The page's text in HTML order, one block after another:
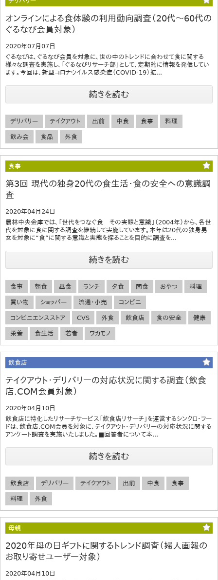
オンラインによる食体験の利用動向調査（20代～60代の
ぐるなび会員対象）
2020年07月07日
ぐるなびは、ぐるなび会員を対象に、世の中のトレンドに合わせて食に関する
様々な調査を実施し、「ぐるなびリサーチ部」として、定期的に情報を発信してい
ます。今回は、新型コロナウイルス感染症（COVID-19）拡...
続きを読む
デリバリー テイクアウト 出前 中食 食事 料理
飲み会 食品 外食
食事
第3回 現代の独身20代の食生活・食の安全への意識調
査
2020年04月24日
農林中央金庫では、「世代をつなぐ食 その実態と意識」（2004年）から、各世
代を対象に食に関する調査を継続して実施しています。本年は20代の独身男
女を対象に“食”に関する意識と実態を探ることを目的に調査を...
続きを読む
食事 朝食 昼食 ランチ 夕食 間食 おやつ 料理
買い物 ショッパー 流通・小売 コンビニ
コンビニエンスストア CVS 外食 飲食店 食の安全 健康
栄養 食生活 若者 ワカモノ
飲食店
テイクアウト・デリバリーの対応状況に関する調査（飲食
店.COM会員対象）
2020年04月10日
飲食店に特化したリサーチサービス「飲食店リサーチ」を運営するシンクロ・フー
ドは、飲食店.COM会員を対象に、テイクアウト・デリバリーの対応状況に関する
アンケート調査を実施いたしました。■回答者について本...
続きを読む
飲食店 デリバリー テイクアウト 出前 中食 食事
料理 外食
母親
2020年母の日ギフトに関するトレンド調査（婦人画報の
お取り寄せユーザー対象）
2020年04月10日